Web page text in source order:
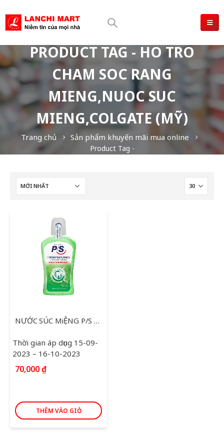
PRODUCT TAG - HO TRO
CHAM SOC RANG
MIENG,NUOC SUC
MIENG,COLGATE (MỸ)
Trang chủ Sản phẩm khuyến mãi mua online
Product Tag -
NƯỚC SÚC MiỆNG P/S GREEN TEA FRESH 500ML
Thời gian áp dụng 15-09-
2023 – 16-10-2023
70,000₫
THÊM VÀO GIỎ